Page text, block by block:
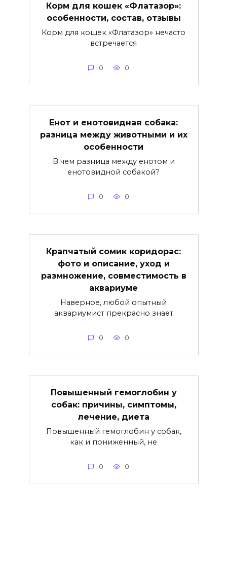
Корм для кошек «Флатазор»:
особенности, состав, отзывы
Корм для кошек «Флатазор» нечасто
встречается
0 0
Енот и енотовидная собака:
разница между животными и их
особенности
В чем разница между енотом и
енотовидной собакой?
0 0
Крапчатый сомик коридорас:
фото и описание, уход и
размножение, совместимость в
аквариуме
Наверное, любой опытный
аквариумист прекрасно знает
0 0
Повышенный гемоглобин у
собак: причины, симптомы,
лечение, диета
Повышенный гемоглобин у собак,
как и пониженный, не
0 0